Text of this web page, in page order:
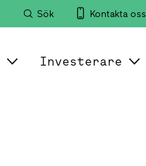
Sök Kontakta oss
Investerare